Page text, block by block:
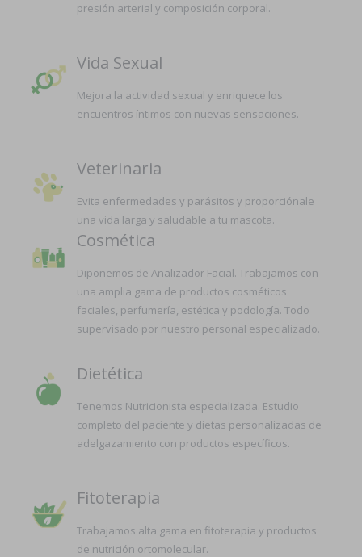
presión arterial y composición corporal.
Vida Sexual
Mejora la actividad sexual y enriquece los
encuentros íntimos con nuevas sensaciones.
Veterinaria
Evita enfermedades y parásitos y proporciónale
una vida larga y saludable a tu mascota.
Cosmética
Diponemos de Analizador Facial. Trabajamos con
una amplia gama de productos cosméticos
faciales, perfumería, estética y podología. Todo
supervisado por nuestro personal especializado.
Dietética
Tenemos Nutricionista especializada. Estudio
completo del paciente y dietas personalizadas de
adelgazamiento con productos específicos.
Fitoterapia
Trabajamos alta gama en fitoterapia y productos
de nutrición ortomolecular.